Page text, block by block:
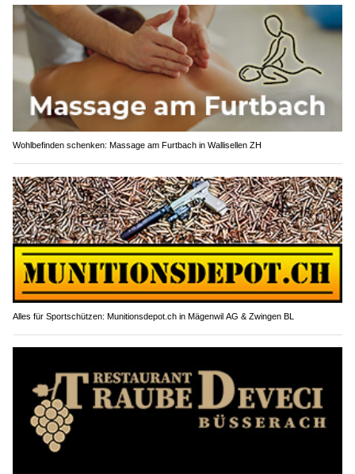
Wohlbefinden schenken: Massage am Furtbach in Wallisellen ZH
Alles für Sportschützen: Munitionsdepot.ch in Mägenwil AG & Zwingen BL